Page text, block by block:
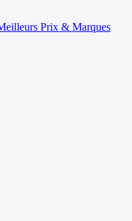
Prix & Marques